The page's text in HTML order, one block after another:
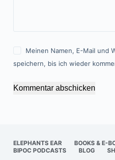
Meinen Namen, E-Mail und
speichern, bis ich wieder
Kommentar abschicken
ELEPHANTS EAR BOOKS & E-
BIPOC PODCASTS
BLOG